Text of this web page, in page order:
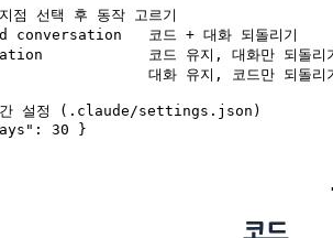
점 선택 후 동작 고르기
conversation   코드 + 대화 되돌리기
코드 유지, 대화만 되돌리
대화 유지, 코드만 되돌리
간 설정 (.claude/settings.json)
30 }